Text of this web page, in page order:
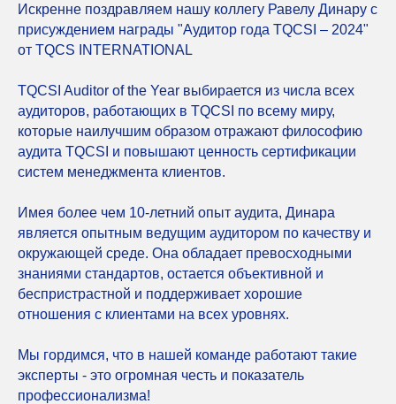
Искренне поздравляем нашу коллегу Равелу Динару с
присуждением награды "Аудитор года TQCSI – 2024"
от TQCS INTERNATIONAL
TQCSI Auditor of the Year выбирается из числа всех
аудиторов, работающих в TQCSI по всему миру,
которые наилучшим образом отражают философию
аудита TQCSI и повышают ценность сертификации
систем менеджмента клиентов.
Имея более чем 10-летний опыт аудита, Динара
является опытным ведущим аудитором по качеству и
окружающей среде. Она обладает превосходными
знаниями стандартов, остается объективной и
беспристрастной и поддерживает хорошие
отношения с клиентами на всех уровнях.
Мы гордимся, что в нашей команде работают такие
эксперты - это огромная честь и показатель
профессионализма!